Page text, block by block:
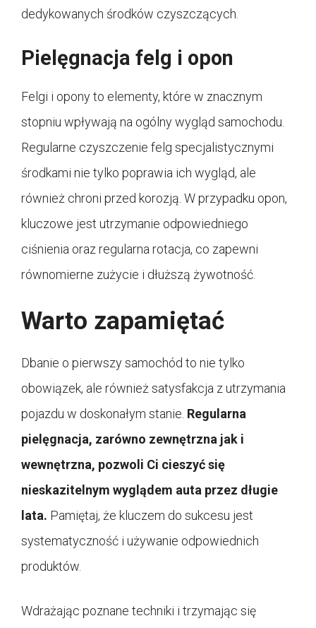
dedykowanych środków czyszczących.
Pielęgnacja felg i opon
Felgi i opony to elementy, które w znacznym
stopniu wpływają na ogólny wygląd samochodu.
Regularne czyszczenie felg specjalistycznymi
środkami nie tylko poprawia ich wygląd, ale
również chroni przed korozją. W przypadku opon,
kluczowe jest utrzymanie odpowiedniego
ciśnienia oraz regularna rotacja, co zapewni
równomierne zużycie i dłuższą żywotność.
Warto zapamiętać
Dbanie o pierwszy samochód to nie tylko
obowiązek, ale również satysfakcja z utrzymania
pojazdu w doskonałym stanie. Regularna
pielęgnacja, zarówno zewnętrzna jak i
wewnętrzna, pozwoli Ci cieszyć się
nieskazitelnym wyglądem auta przez długie
lata. Pamiętaj, że kluczem do sukcesu jest
systematyczność i używanie odpowiednich
produktów.
Wdrażając poznane techniki i trzymając się